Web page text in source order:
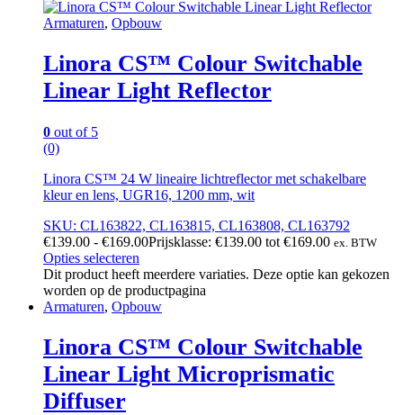
Armaturen, Opbouw
Linora CS™ Colour Switchable
Linear Light Reflector
0 out of 5
(0)
Linora CS™ 24 W lineaire lichtreflector met schakelbare
kleur en lens, UGR16, 1200 mm, wit
SKU: CL163822, CL163815, CL163808, CL163792
€139.00 - €169.00Prijsklasse: €139.00 tot €169.00 ex. BTW
Opties selecteren
Dit product heeft meerdere variaties. Deze optie kan gekozen
worden op de productpagina
Armaturen, Opbouw
Linora CS™ Colour Switchable
Linear Light Microprismatic
Diffuser